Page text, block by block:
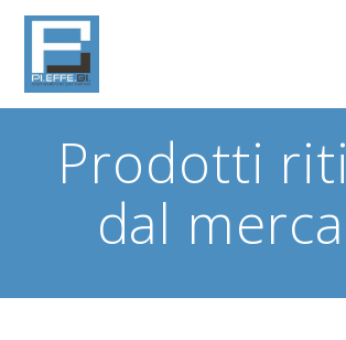
Prodotti
dal